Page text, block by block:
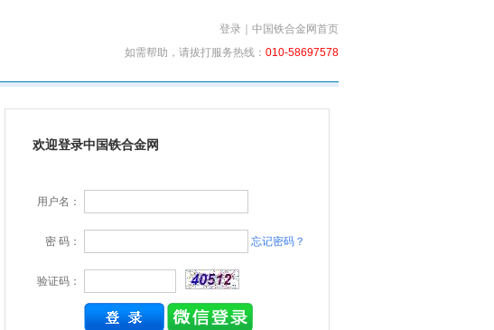
登录
中国铁合金网首页
如需帮助，请拔打服务热线： 010-58697578
欢迎登录中国铁合金网
用户名：
密 码： 忘记密码？
验证码：